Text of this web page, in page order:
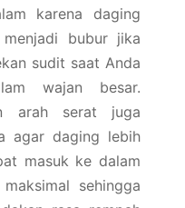
karena daging
bubur jika
sudit saat Anda
wajan besar.
arah serat juga
agar daging lebih
masuk ke dalam
sehingga